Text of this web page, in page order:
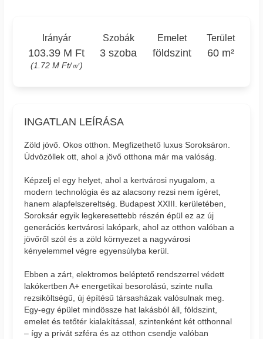
Irányár
103.39 M Ft
(1.72 M Ft/㎡)
Szobák
3 szoba
Emelet
földszint
Terület
60 m²
INGATLAN LEÍRÁSA
Zöld jövő. Okos otthon. Megfizethető luxus Soroksáron.
Üdvözöllek ott, ahol a jövő otthona már ma valóság.
Képzelj el egy helyet, ahol a kertvárosi nyugalom, a
modern technológia és az alacsony rezsi nem ígéret,
hanem alapfelszereltség. Budapest XXIII. kerületében,
Soroksár egyik legkeresettebb részén épül ez az új
generációs kertvárosi lakópark, ahol az otthon valóban a
jövőről szól és a zöld környezet a nagyvárosi
kényelemmel végre egyensúlyba kerül.
Ebben a zárt, elektromos beléptető rendszerrel védett
lakókertben A+ energetikai besorolású, szinte nulla
rezsiköltségű, új építésű társasházak valósulnak meg.
Egy-egy épület mindössze hat lakásból áll, földszint,
emelet és tetőtér kialakítással, szintenként két otthonnal
– így a privát szféra és az otthon csendje valóban